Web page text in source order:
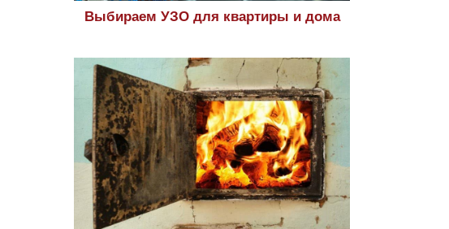
Выбираем УЗО для квартиры и дома